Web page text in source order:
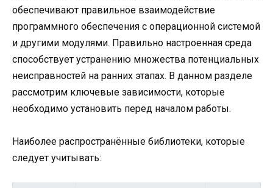
обеспечивают правильное взаимодействие
программного обеспечения с операционной системой
и другими модулями. Правильно настроенная среда
способствует устранению множества потенциальных
неисправностей на ранних этапах. В данном разделе
рассмотрим ключевые зависимости, которые
необходимо установить перед началом работы.
Наиболее распространённые библиотеки, которые
следует учитывать: